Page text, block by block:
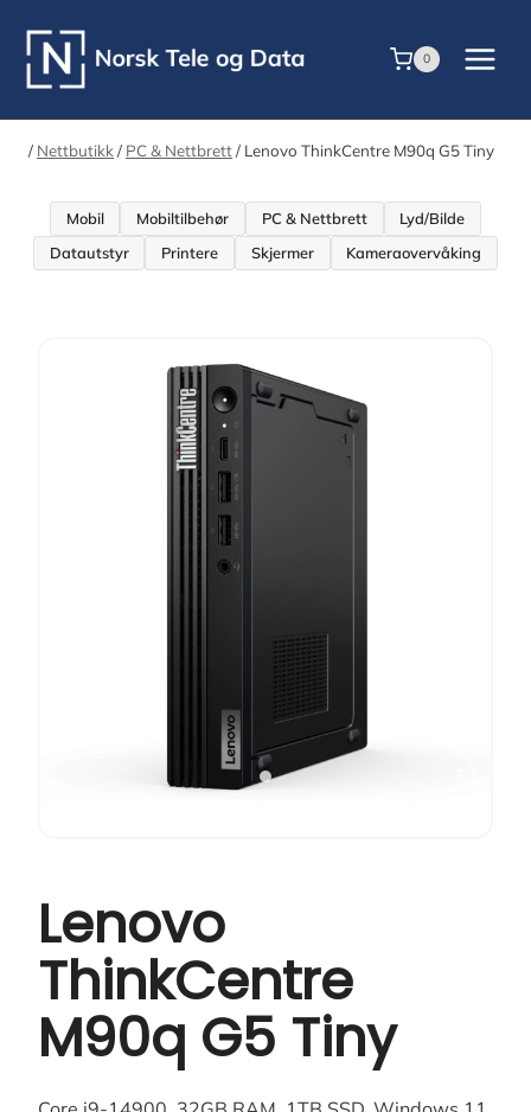
content
0
/ Nettbutikk/ PC & Nettbrett/ Lenovo ThinkCentre M90q G5 Tiny
Mobil Mobiltilbehør PC & Nettbrett
Lyd/Bilde
Datautstyr
Printere Skjermer Kameraovervåking
Lenovo
ThinkCentre
M90q G5 Tiny